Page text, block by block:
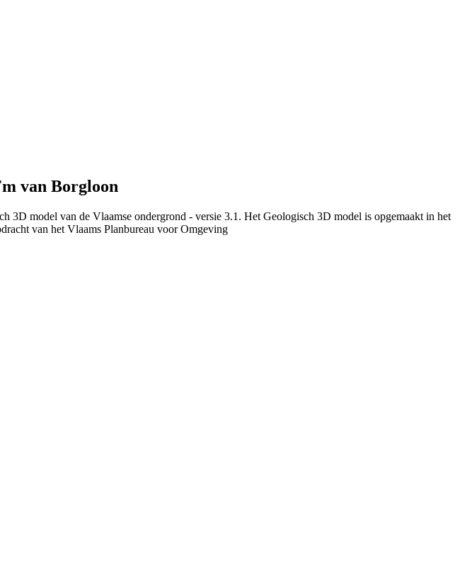
van Borgloon
3D model van de Vlaamse ondergrond - versie 3.1. Het Geologisch 3D model is opgemaakt in het
van het Vlaams Planbureau voor Omgeving